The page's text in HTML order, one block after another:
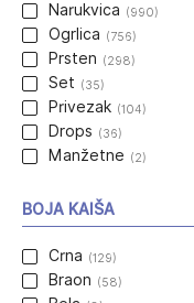
Narukvica (990)
Ogrlica (756)
Prsten (298)
Set (35)
Privezak (104)
Drops (36)
Manžetne (2)
BOJA KAIŠA
Crna (129)
Braon (58)